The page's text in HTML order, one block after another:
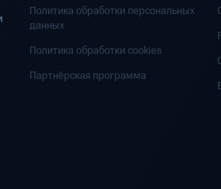
Политика обработки персональных
данных
Политика обработки cookies
Партнёрская программа